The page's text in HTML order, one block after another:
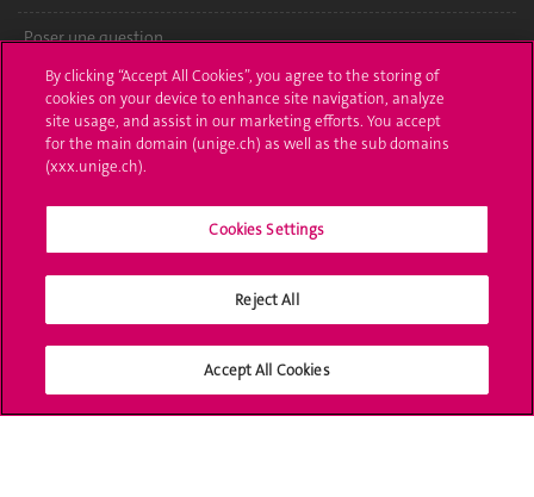
Poser une question
L'UNIGE vous informe
UNIGE Mobile
Bibliothèque
Médias sociaux UNIGE
By clicking “Accept All Cookies”, you agree to the storing of
cookies on your device to enhance site navigation, analyze
site usage, and assist in our marketing efforts. You accept
for the main domain (unige.ch) as well as the sub domains
(xxx.unige.ch).
Cookies Settings
Reject All
Accept All Cookies